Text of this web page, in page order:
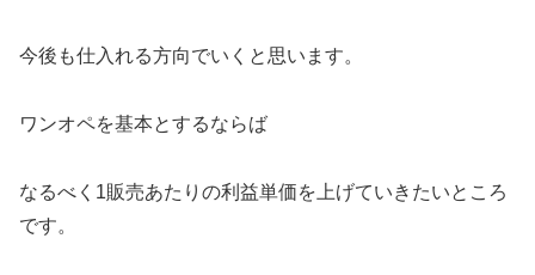
今後も仕入れる方向でいくと思います。
ワンオペを基本とするならば
なるべく1販売あたりの利益単価を上げていきたいところ
です。